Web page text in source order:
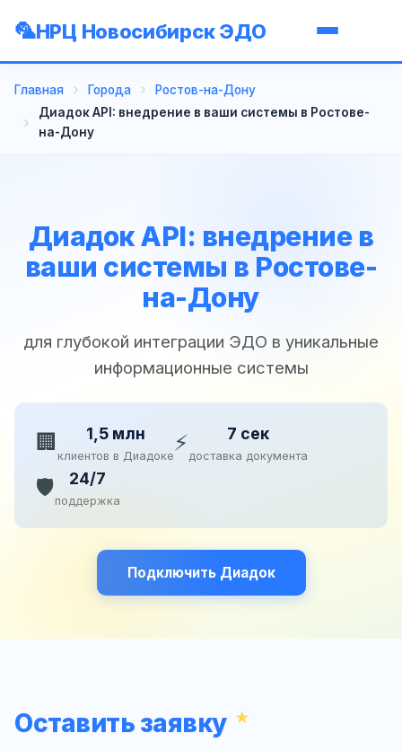
НРЦ Новосибирск ЭДО
Главная Города
Ростов-на-Дону
Диадок API: внедрение в ваши системы в Ростове-
на-Дону
Диадок API: внедрение в
ваши системы в Ростове-
на-Дону
для глубокой интеграции ЭДО в уникальные
информационные системы
🏢 1,5 млн
клиентов в Диадоке⚡ 7 сек
доставка документа
🛡️ 24/7
поддержка
Подключить Диадок
Оставить заявку